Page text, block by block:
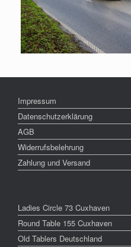
Impressum
Datenschutzerklärung
AGB
Widerrufsbelehrung
Zahlung und Versand
Ladies Circle 73 Cuxhaven
Round Table 155 Cuxhaven
Old Tablers Deutschland